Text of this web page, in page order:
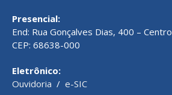
Presencial:
End: Rua Gonçalves Dias, 400 – Centro
CEP: 68638-000
Eletrônico:
Ouvidoria / e-SIC